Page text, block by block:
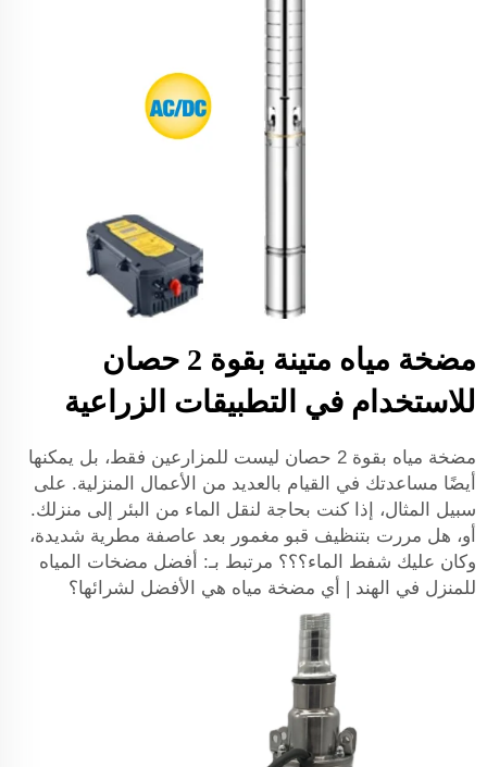
مضخة مياه متينة بقوة 2 حصان
للاستخدام في التطبيقات الزراعية
مضخة مياه بقوة 2 حصان ليست للمزارعين فقط، بل يمكنها
أيضًا مساعدتك في القيام بالعديد من الأعمال المنزلية. على
سبيل المثال، إذا كنت بحاجة لنقل الماء من البئر إلى منزلك.
أو، هل مررت بتنظيف قبو مغمور بعد عاصفة مطرية شديدة،
وكان عليك شفط الماء؟؟؟ مرتبط بـ: أفضل مضخات المياه
للمنزل في الهند | أي مضخة مياه هي الأفضل لشرائها؟